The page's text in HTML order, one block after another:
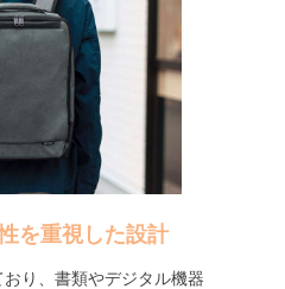
を重視した設計
り、書類やデジタル機器